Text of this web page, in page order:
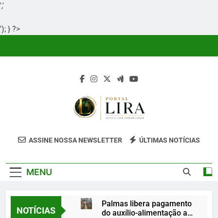
','
'); } ?>
Portal Lira
Portal Lira É Um Site Informativo
Clareza, Responsabilidade E Uma Boa
ASSINE NOSSA NEWSLETTER ÚLTIMAS NOTÍCIAS
MENU
NOTÍCIAS
Palmas libera pagamento
do auxílio-alimentação a